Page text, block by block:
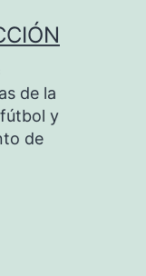
de la
y
de